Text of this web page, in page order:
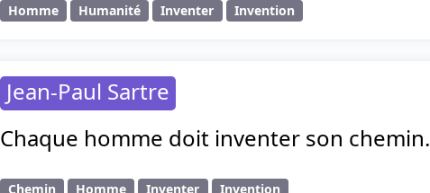
Homme Humanité Inventer Invention
Jean-Paul Sartre
Chaque homme doit inventer son chemin.
Chemin Homme Inventer Invention